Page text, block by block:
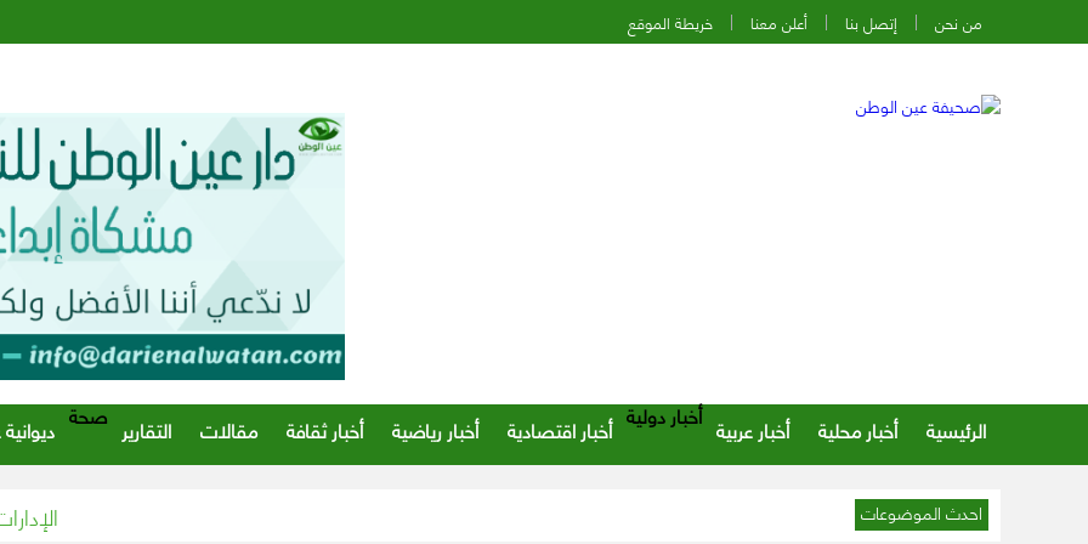
من نحن إتصل بنا أعلن معنا خريطة الموقع
الرئيسية أخبار محلية أخبار عربية أخبار دولية أخبار اقتصادية أخبار رياضية أخبار ثقافة مقالات التقارير صحة
احدث الموضوعات الإدارات